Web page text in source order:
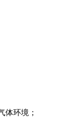
体环境；